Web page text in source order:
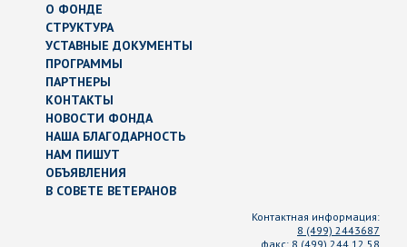
О ФОНДЕ
СТРУКТУРА
УСТАВНЫЕ ДОКУМЕНТЫ
ПРОГРАММЫ
ПАРТНЕРЫ
КОНТАКТЫ
НОВОСТИ ФОНДА
НАША БЛАГОДАРНОСТЬ
НАМ ПИШУТ
ОБЪЯВЛЕНИЯ
В СОВЕТЕ ВЕТЕРАНОВ
Контактная информация:
8 (499) 2443687
факс: 8 (499) 244 12 58